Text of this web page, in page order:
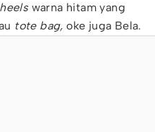
warna hitam yang
tote bag, oke juga Bela.